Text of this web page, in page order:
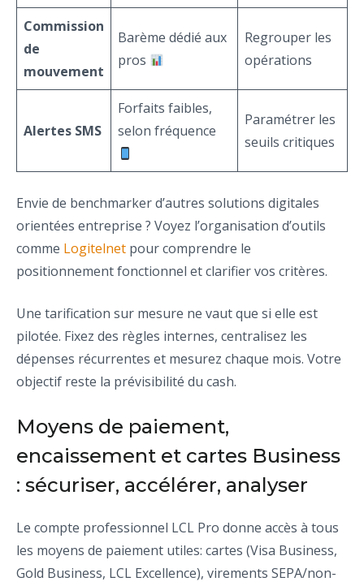
Commission
de
mouvement
Barème dédié aux
pros
Regrouper les
opérations
Alertes SMS
Forfaits faibles,
selon fréquence
Paramétrer les
seuils critiques
Envie de benchmarker d’autres solutions digitales
orientées entreprise ? Voyez l’organisation d’outils
comme Logitelnet pour comprendre le
positionnement fonctionnel et clarifier vos critères.
Une tarification sur mesure ne vaut que si elle est
pilotée. Fixez des règles internes, centralisez les
dépenses récurrentes et mesurez chaque mois. Votre
objectif reste la prévisibilité du cash.
Moyens de paiement,
encaissement et cartes Business
: sécuriser, accélérer, analyser
Le compte professionnel LCL Pro donne accès à tous
les moyens de paiement utiles: cartes (Visa Business,
Gold Business, LCL Excellence), virements SEPA/non-